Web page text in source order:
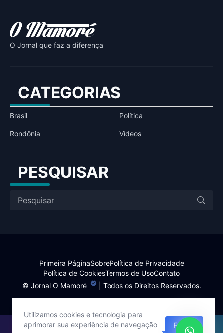
O Jornal que faz a diferença
CATEGORIAS
Brasil Política
Rondônia Vídeos
PESQUISAR
© Jornal O Mamoré | Todos os Direitos Reservados.
Primeira PáginaSobrePolítica de Privacidade
Política de CookiesTermos de UsoContato
Utilizamos cookies e tecnologia para
aprimorar sua experiência de navegação
Fechar
Site desenvolvido por: